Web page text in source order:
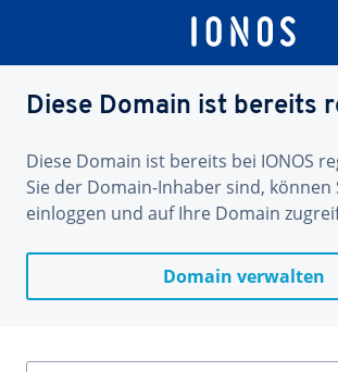
Diese Domain ist bereits
Diese Domain ist bereits bei IONOS
Sie der Domain-Inhaber sind, können
einloggen und auf Ihre Domain
Domain verwalten